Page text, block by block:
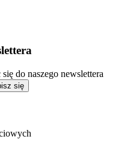
do naszego newslettera
się